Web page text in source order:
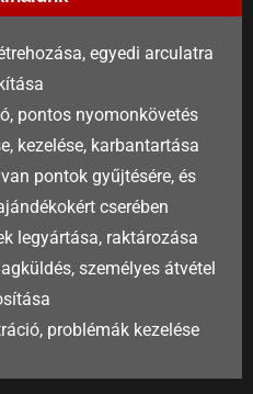
egyedi arculatra
pontos nyomonkövetés
kezelése, karbantartása
pontok gyűjtésére, és
cserében
legyártása, raktározása
személyes átvétel
problémák kezelése